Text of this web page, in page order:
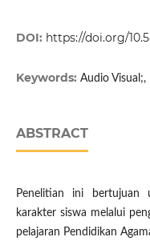
DOI: https://doi.org/
Keywords: Audio Visual;,
ABSTRACT
Penelitian ini bertujuan
karakter siswa melalui
pelajaran Pendidikan